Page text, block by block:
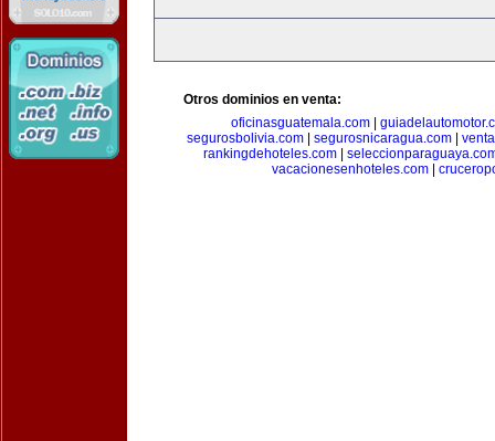
Otros dominios en venta:
oficinasguatemala.com
segurosbolivia.com| segurosnicaragua.com|
rankingdehoteles.com|
vacacionesenhoteles.com